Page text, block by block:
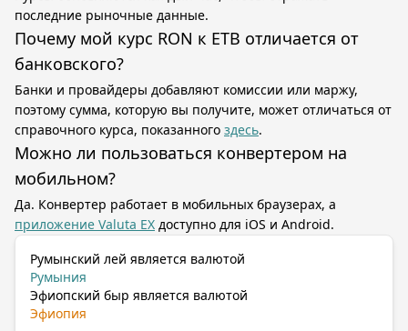
последние рыночные данные.
Почему мой курс RON к ETB отличается от
банковского?
Банки и провайдеры добавляют комиссии или маржу,
поэтому сумма, которую вы получите, может отличаться от
справочного курса, показанного здесь.
Можно ли пользоваться конвертером на
мобильном?
Да. Конвертер работает в мобильных браузерах, а
приложение Valuta EX доступно для iOS и Android.
Румынский лей является валютой
Румыния
Эфиопский быр является валютой
Эфиопия